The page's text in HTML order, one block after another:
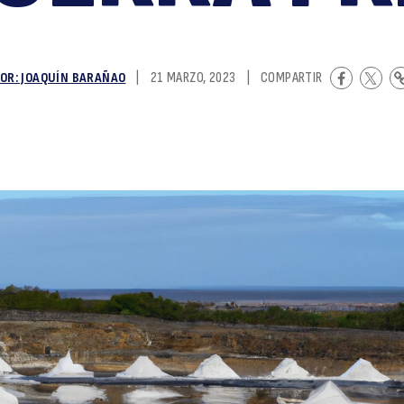
el
JOAQUÍN BARAÑAO 21 MARZO, 2023 COMPARTIR